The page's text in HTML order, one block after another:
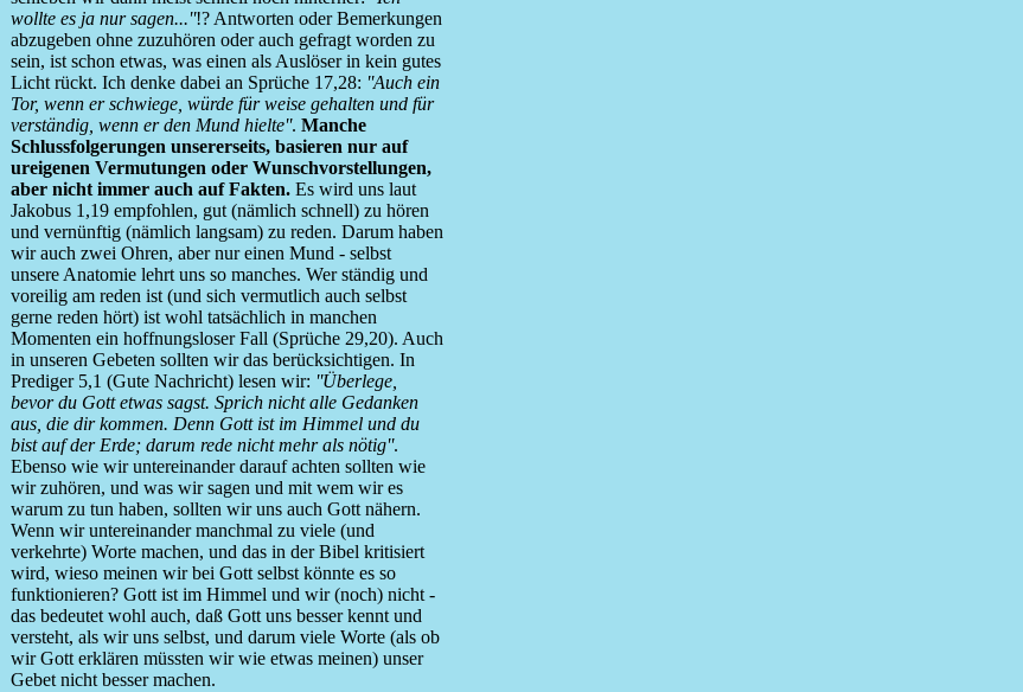
wollte es ja nur sagen...''!? Antworten oder Bemerkungen
abzugeben ohne zuzuhören oder auch gefragt worden zu
sein, ist schon etwas, was einen als Auslöser in kein gutes
Licht rückt. Ich denke dabei an Sprüche 17,28: ''Auch ein
Tor, wenn er schwiege, würde für weise gehalten und für
verständig, wenn er den Mund hielte''. Manche
Schlussfolgerungen unsererseits, basieren nur auf
ureigenen Vermutungen oder Wunschvorstellungen,
aber nicht immer auch auf Fakten.Es wird uns laut
Jakobus 1,19 empfohlen, gut (nämlich schnell) zu hören
und vernünftig (nämlich langsam) zu reden. Darum haben
wir auch zwei Ohren, aber nur einen Mund - selbst
unsere Anatomie lehrt uns so manches. Wer ständig und
voreilig am reden ist (und sich vermutlich auch selbst
gerne reden hört) ist wohl tatsächlich in manchen
Momenten ein hoffnungsloser Fall (Sprüche 29,20). Auch
in unseren Gebeten sollten wir das berücksichtigen. In
Prediger 5,1 (Gute Nachricht) lesen wir: ''Überlege,
bevor du Gott etwas sagst. Sprich nicht alle Gedanken
aus, die dir kommen. Denn Gott ist im Himmel und du
bist auf der Erde; darum rede nicht mehr als nötig''.
Ebenso wie wir untereinander darauf achten sollten wie
wir zuhören, und was wir sagen und mit wem wir es
warum zu tun haben, sollten wir uns auch Gott nähern.
Wenn wir untereinander manchmal zu viele (und
verkehrte) Worte machen, und das in der Bibel kritisiert
wird, wieso meinen wir bei Gott selbst könnte es so
funktionieren? Gott ist im Himmel und wir (noch) nicht -
das bedeutet wohl auch, daß Gott uns besser kennt und
versteht, als wir uns selbst, und darum viele Worte (als ob
wir Gott erklären müssten wir wie etwas meinen) unser
Gebet nicht besser machen.